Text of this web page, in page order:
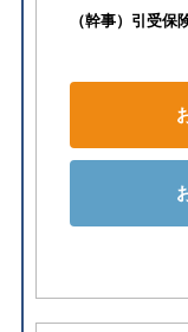
（幹事）引受